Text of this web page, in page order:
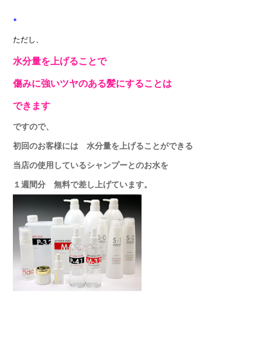
。
ただし、
水分量を上げることで
傷みに強いツヤのある髪にすることは
できます
ですので、
初回のお客様には 水分量を上げることができる
当店の使用しているシャンプーとのお水を
１週間分 無料で差し上げています。